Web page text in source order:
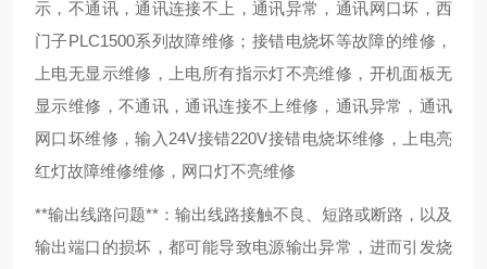
示，不通讯，通讯连接不上，通讯异常，通讯网口坏，西
门子PLC1500系列故障维修；接错电烧坏等故障的维修，
上电无显示维修，上电所有指示灯不亮维修，开机面板无
显示维修，不通讯，通讯连接不上维修，通讯异常，通讯
网口坏维修，输入24V接错220V接错电烧坏维修，上电亮
红灯故障维修维修，网口灯不亮维修
**输出线路问题**：输出线路接触不良、短路或断路，以及
输出端口的损坏，都可能导致电源输出异常，进而引发烧